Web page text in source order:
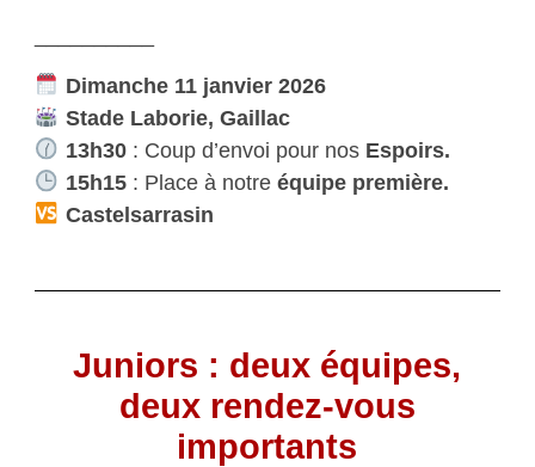
Dimanche 11 janvier 2026
Stade Laborie, Gaillac
13h30: Coup d’envoi pour nos Espoirs.
15h15: Place à notre équipe première.
Castelsarrasin
Juniors : deux équipes,
deux rendez-vous
importants